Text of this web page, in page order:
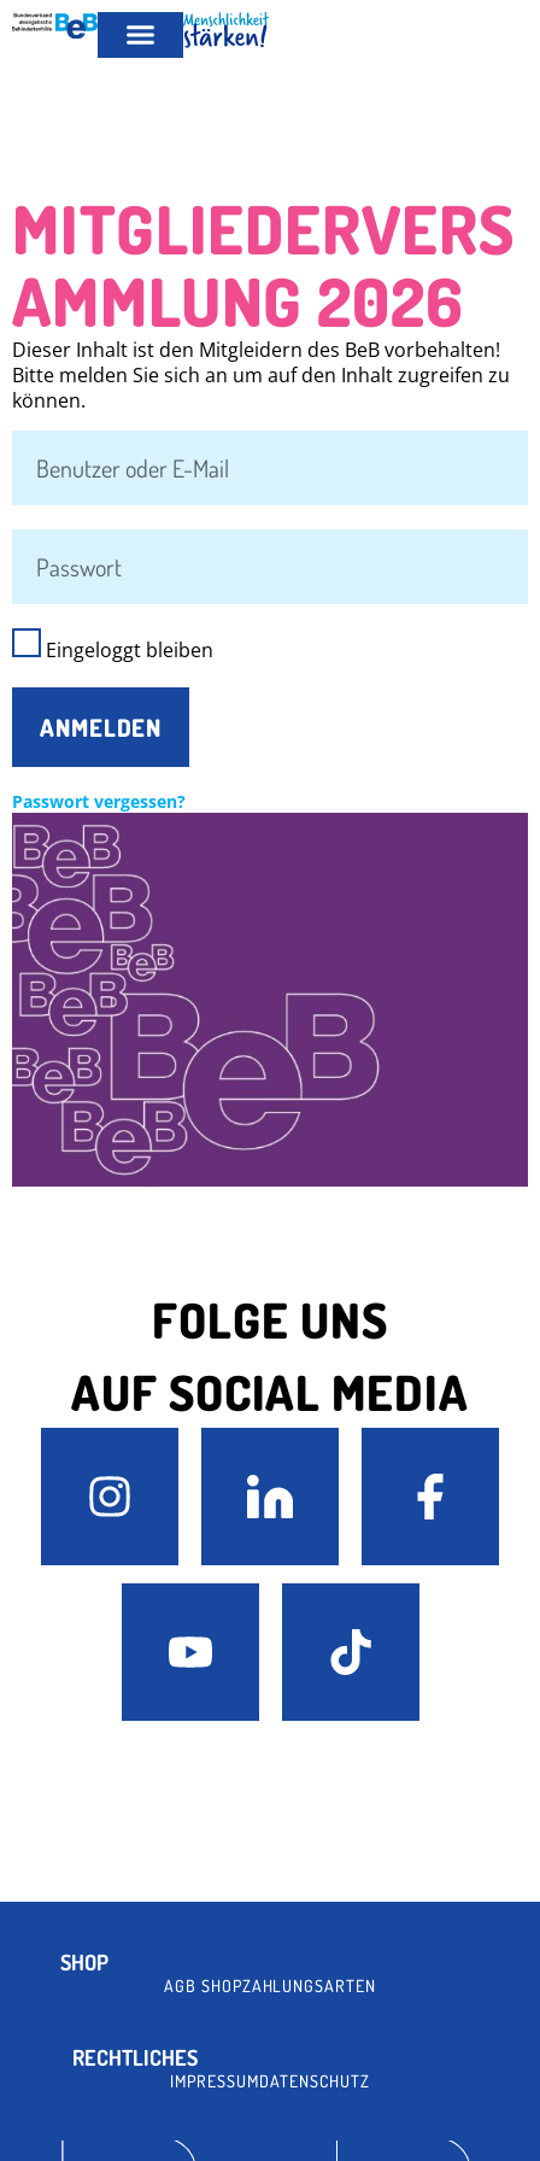
MITGLIED
MITGLIEDERVERS
AMMLUNG 2026
Dieser Inhalt ist den Mitgleidern des BeB vorbehalten!
Bitte melden Sie sich an um auf den Inhalt zugreifen zu
können.
Eingeloggt bleiben
ANMELDEN
Passwort vergessen?
FOLGE UNS
AUF SOCIAL MEDIA
SHOP
AGB SHOPZAHLUNGSARTEN
RECHTLICHES
IMPRESSUMDATENSCHUTZ